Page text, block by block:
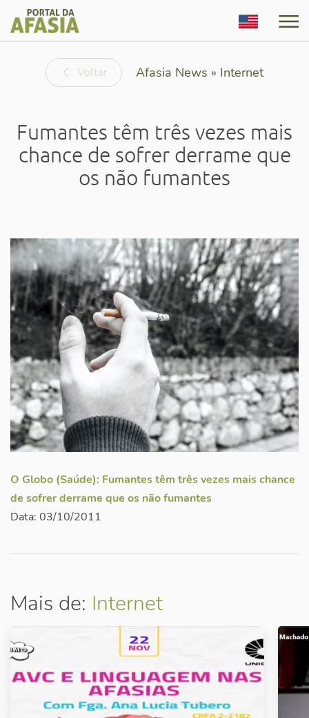
English
Voltar Afasia News » Internet
Fumantes têm três vezes mais
chance de sofrer derrame que
os não fumantes
O Globo (Saúde): Fumantes têm três vezes mais chance
de sofrer derrame que os não fumantes
Data: 03/10/2011
Mais de: Internet